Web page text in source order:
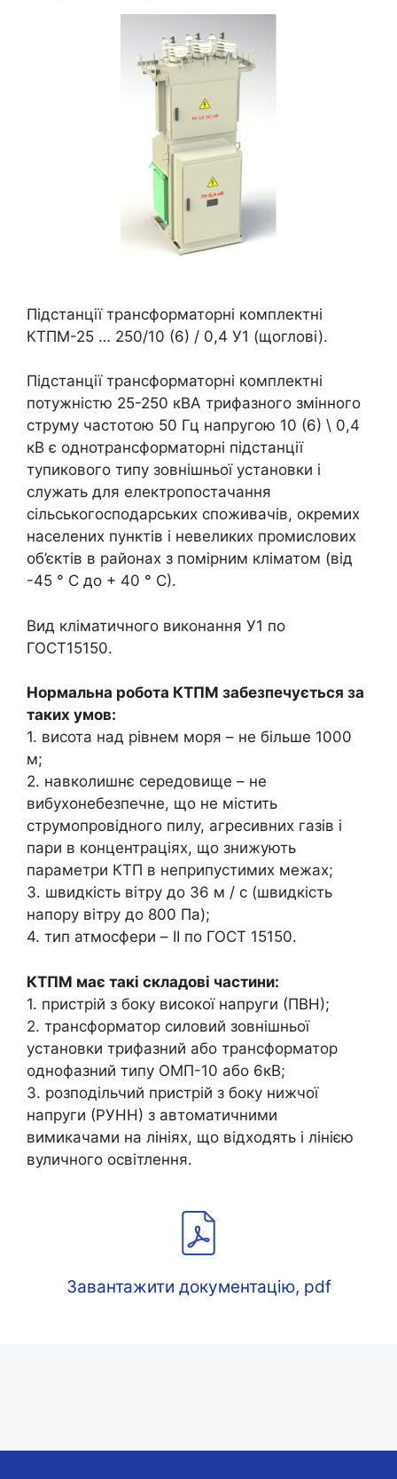
Підстанції трансформаторні комплектні
КТПМ-25 … 250/10 (6) / 0,4 У1 (щоглові).
Підстанції трансформаторні комплектні
потужністю 25-250 кВА трифазного змінного
струму частотою 50 Гц напругою 10 (6) \ 0,4
кВ є однотрансформаторні підстанції
тупикового типу зовнішньої установки і
служать для електропостачання
сільськогосподарських споживачів, окремих
населених пунктів і невеликих промислових
об’єктів в районах з помірним кліматом (від
-45 ° С до + 40 ° С).
Вид кліматичного виконання У1 по
ГОСТ15150.
Нормальна робота КТПМ забезпечується за
таких умов:
1. висота над рівнем моря – не більше 1000
м;
2. навколишнє середовище – не
вибухонебезпечне, що не містить
струмопровідного пилу, агресивних газів і
пари в концентраціях, що знижують
параметри КТП в неприпустимих межах;
3. швидкість вітру до 36 м / с (швидкість
напору вітру до 800 Па);
4. тип атмосфери – II по ГОСТ 15150.
КТПМ має такі складові частини:
1. пристрій з боку високої напруги (ПВН);
2. трансформатор силовий зовнішньої
установки трифазний або трансформатор
однофазний типу ОМП-10 або 6кВ;
3. розподільчий пристрій з боку нижчої
напруги (РУНН) з автоматичними
вимикачами на лініях, що відходять і лінією
вуличного освітлення.
Завантажити документацію, pdf